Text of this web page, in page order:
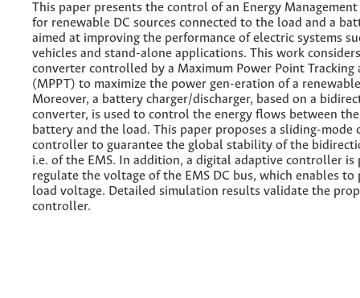
This paper presents the control of an Energy Management
for renewable DC sources connected to the load and a
aimed at improving the performance of electric systems
vehicles and stand-alone applications. This work
converter controlled by a Maximum Power Point Tracking
(MPPT) to maximize the power gen-eration of a
Moreover, a battery charger/discharger, based on a
converter, is used to control the energy flows between
battery and the load. This paper proposes a sliding-mode
controller to guarantee the global stability of the
i.e. of the EMS. In addition, a digital adaptive controller is
regulate the voltage of the EMS DC bus, which enables to
load voltage. Detailed simulation results validate the
controller.